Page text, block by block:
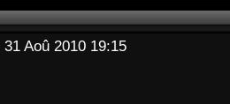
Aoû 2010 19:15